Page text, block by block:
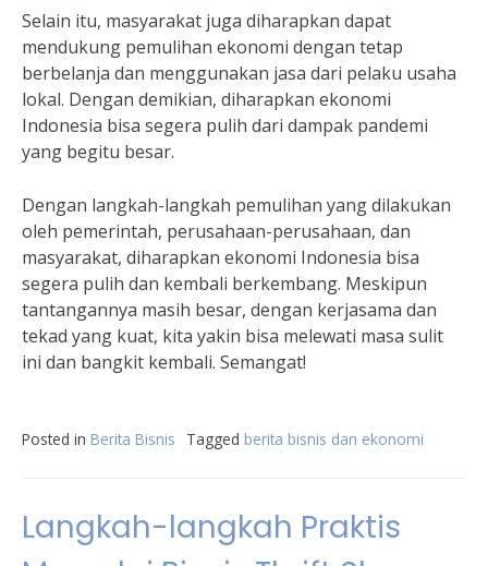
Selain itu, masyarakat juga diharapkan dapat
mendukung pemulihan ekonomi dengan tetap
berbelanja dan menggunakan jasa dari pelaku usaha
lokal. Dengan demikian, diharapkan ekonomi
Indonesia bisa segera pulih dari dampak pandemi
yang begitu besar.
Dengan langkah-langkah pemulihan yang dilakukan
oleh pemerintah, perusahaan-perusahaan, dan
masyarakat, diharapkan ekonomi Indonesia bisa
segera pulih dan kembali berkembang. Meskipun
tantangannya masih besar, dengan kerjasama dan
tekad yang kuat, kita yakin bisa melewati masa sulit
ini dan bangkit kembali. Semangat!
Posted in Berita Bisnis Tagged berita bisnis dan ekonomi
Langkah-langkah Praktis